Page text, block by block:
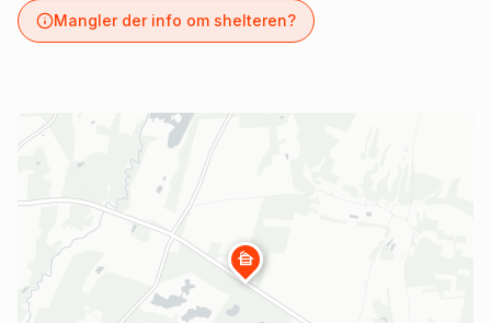
Mangler der info om shelteren?
cabin